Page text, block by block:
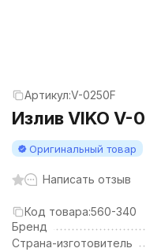
Артикул:V-0250F
Излив VIKO V-
Оригинальный товар
Написать отзыв
Код товара:560-340
Бренд
Страна-изготовитель